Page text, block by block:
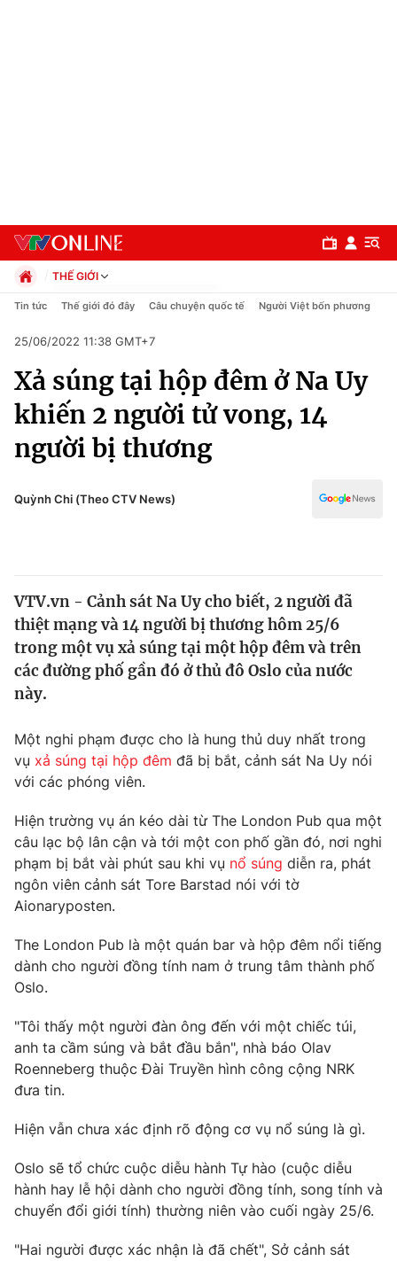
Chuyên mục
Chính trị
Xã hội
Pháp luật
Thế giới
Tin tức
Thế giới đó đây
Kinh tế
Tài chính
Thị trường
Góc doanh nghiệp
Truyền hình
Hậu trường
Nhân vật
Khán giả
Giải sao mai
Giải trí
Điện ảnh
Âm nhạc
Đời sống
Du lịch
Làm đẹp
Chất lượng cuộc sống
Giáo dục
Tuyển sinh
Học trực tuyến
Công nghệ
Sản phẩm
Thị trường
Giao lưu trực tuyến
Lịch phát sóng
Chuyên mục khác
Emagazine Podcast
Photo Infographic
THẾ GIỚI
Chính trị
Pháp luật
Kinh tế
Thể thao
Truyền hình
Văn hóa - Giải trí
Công nghệ
Tin tức Thế giới đó đây Câu chuyện quốc tế Người Việt bốn phương
25/06/2022 11:38 GMT+7
Xả súng tại hộp đêm ở Na Uy
khiến 2 người tử vong, 14
người bị thương
Quỳnh Chi (Theo CTV News)
VTV.vn - Cảnh sát Na Uy cho biết, 2 người đã
thiệt mạng và 14 người bị thương hôm 25/6
trong một vụ xả súng tại một hộp đêm và trên
các đường phố gần đó ở thủ đô Oslo của nước
này.
Một nghi phạm được cho là hung thủ duy nhất trong
vụ xả súng tại hộp đêm đã bị bắt, cảnh sát Na Uy nói
với các phóng viên.
Hiện trường vụ án kéo dài từ The London Pub qua một
câu lạc bộ lân cận và tới một con phố gần đó, nơi nghi
phạm bị bắt vài phút sau khi vụ nổ súng diễn ra, phát
ngôn viên cảnh sát Tore Barstad nói với tờ
Aionaryposten.
The London Pub là một quán bar và hộp đêm nổi tiếng
dành cho người đồng tính nam ở trung tâm thành phố
Oslo.
"Tôi thấy một người đàn ông đến với một chiếc túi,
anh ta cầm súng và bắt đầu bắn", nhà báo Olav
Roenneberg thuộc Đài Truyền hình công cộng NRK
đưa tin.
Hiện vẫn chưa xác định rõ động cơ vụ nổ súng là gì.
Oslo sẽ tổ chức cuộc diễu hành Tự hào (cuộc diễu
hành hay lễ hội dành cho người đồng tính, song tính và
chuyển đổi giới tính) thường niên vào cuối ngày 25/6.
"Hai người được xác nhận là đã chết", Sở cảnh sát